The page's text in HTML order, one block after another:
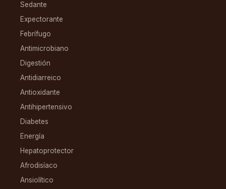
Sedante
Expectorante
Febrífugo
Antimicrobiano
Digestión
Antidiarreico
Antioxidante
Antihipertensivo
Diabetes
Energía
Hepatoprotector
Afrodisíaco
Ansiolítico